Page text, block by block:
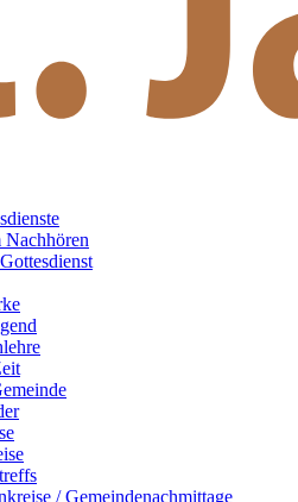
Nachhören
/ Gemeindenachmittage